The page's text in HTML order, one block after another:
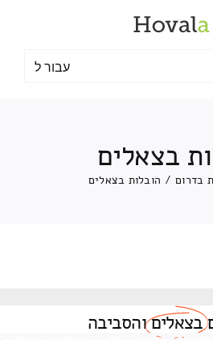
עבור ל
בצאלים
בדרום / הובלות בצאלים
בצאליםוהסביבה